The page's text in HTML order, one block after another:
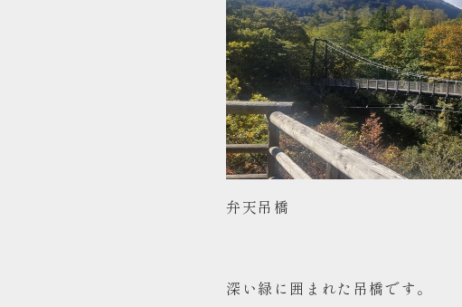
弁天吊橋
深い緑に囲まれた吊橋です。